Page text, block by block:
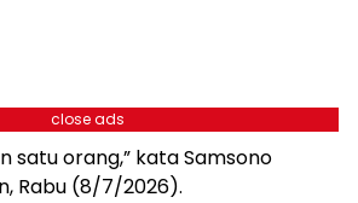
close ads
satu orang,” kata Samsono
Rabu (8/7/2026).